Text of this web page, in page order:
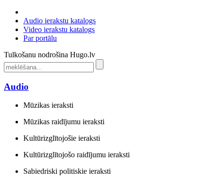
Audio ierakstu katalogs
Video ierakstu katalogs
Par portālu
Tulkošanu nodrošina Hugo.lv
Audio
Mūzikas ieraksti
Mūzikas raidījumu ieraksti
Kultūrizglītojošie ieraksti
Kultūrizglītojošo raidījumu ieraksti
Sabiedriski politiskie ieraksti